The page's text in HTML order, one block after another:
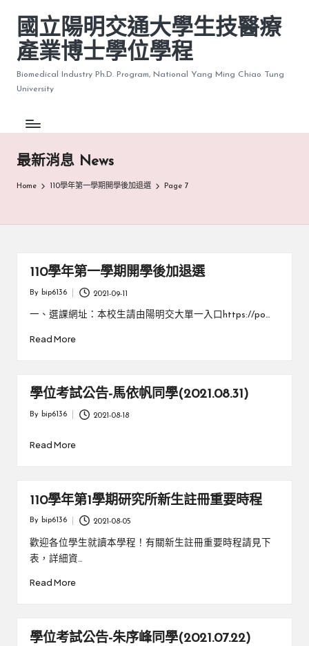
國立陽明交通大學生技醫療
產業博士學位學程
Biomedical Industry Ph.D. Program, National Yang Ming Chiao Tung
University
最新消息 News
Home 110學年第一學期開學後加退選 Page 7
110學年第一學期開學後加退選
Posted
By bip6136 2021-09-11
一、選課網址：本校生請由陽明交大單一入口https://po…
Read More
學位考試公告-馬依帆同學(2021.08.31)
Posted
By bip6136 2021-08-18
Read More
110學年第1學期研究所新生註冊重要時程
Posted
By bip6136 2021-08-05
歡迎各位學生就讀本學程！有關新生註冊重要時程請見下
表，詳細資…
Read More
學位考試公告-朱序峰同學(2021.07.22)